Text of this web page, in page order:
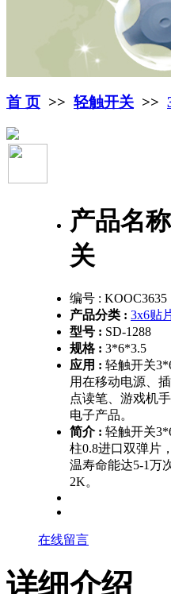
首 页 >> 轻触开关 >>
产品名称
关
编号 : KOOC3635
产品分类 : 3x6贴
型号 : SD-1288
规格 : 3*6*3.5
应用 : 轻触开关
用在移动电源、
点读笔、游戏机
电子产品。
简介 : 轻触开关
柱0.8进口双弹片
温寿命能达5-1万
2K。
在线留言
详细介绍